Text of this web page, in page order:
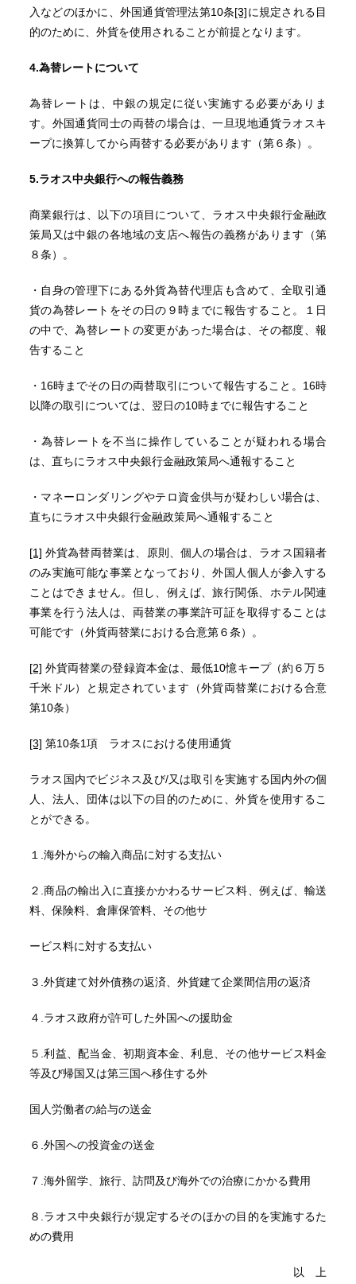
入などのほかに、外国通貨管理法第10条[3]に規定される目
的のために、外貨を使用されることが前提となります。
4.為替レートについて
為替レートは、中銀の規定に従い実施する必要がありま
す。外国通貨同士の両替の場合は、一旦現地通貨ラオスキ
ープに換算してから両替する必要があります（第６条）。
5.ラオス中央銀行への報告義務
商業銀行は、以下の項目について、ラオス中央銀行金融政
策局又は中銀の各地域の支店へ報告の義務があります（第
８条）。
・自身の管理下にある外貨為替代理店も含めて、全取引通
貨の為替レートをその日の９時までに報告すること。１日
の中で、為替レートの変更があった場合は、その都度、報
告すること
・16時までその日の両替取引について報告すること。16時
以降の取引については、翌日の10時までに報告すること
・為替レートを不当に操作していることが疑われる場合
は、直ちにラオス中央銀行金融政策局へ通報すること
・マネーロンダリングやテロ資金供与が疑わしい場合は、
直ちにラオス中央銀行金融政策局へ通報すること
[1] 外貨為替両替業は、原則、個人の場合は、ラオス国籍者
のみ実施可能な事業となっており、外国人個人が参入する
ことはできません。但し、例えば、旅行関係、ホテル関連
事業を行う法人は、両替業の事業許可証を取得することは
可能です（外貨両替業における合意第６条）。
[2] 外貨両替業の登録資本金は、最低10憶キープ（約６万５
千米ドル）と規定されています（外貨両替業における合意
第10条）
[3] 第10条1項 ラオスにおける使用通貨
ラオス国内でビジネス及び/又は取引を実施する国内外の個
人、法人、団体は以下の目的のために、外貨を使用するこ
とができる。
１.海外からの輸入商品に対する支払い
２.商品の輸出入に直接かかわるサービス料、例えば、輸送
料、保険料、倉庫保管料、その他サ
ービス料に対する支払い
３.外貨建て対外債務の返済、外貨建て企業間信用の返済
４.ラオス政府が許可した外国への援助金
５.利益、配当金、初期資本金、利息、その他サービス料金
等及び帰国又は第三国へ移住する外
国人労働者の給与の送金
６.外国への投資金の送金
７.海外留学、旅行、訪問及び海外での治療にかかる費用
８.ラオス中央銀行が規定するそのほかの目的を実施するた
めの費用
以 上